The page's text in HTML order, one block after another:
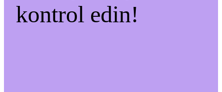
kontrol edin!